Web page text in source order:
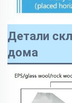
Детали
дома